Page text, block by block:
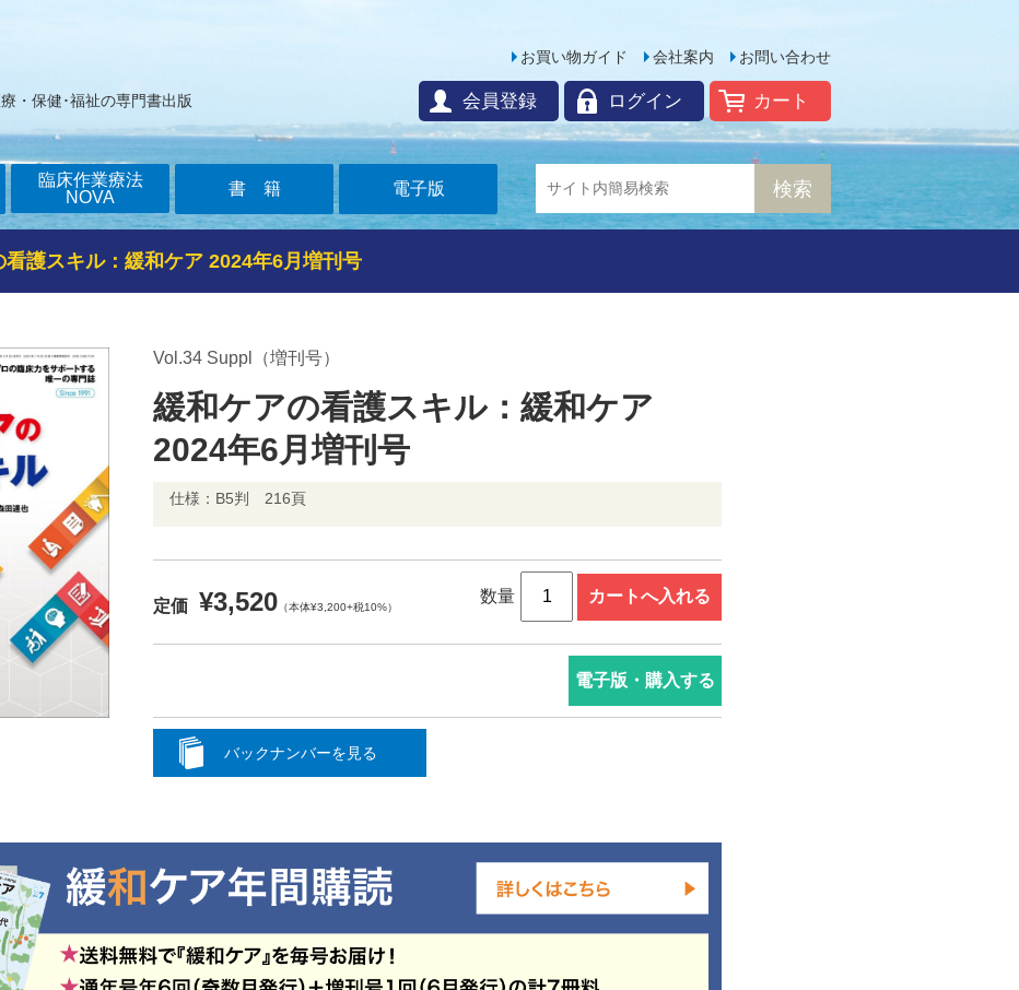
・保健･福祉の専門書出版
お問い合わせ
会社案内
お買い物ガイド
カート
ログイン
会員登録
臨床作業療法
NOVA
書籍 電子版
看護スキル：緩和ケア 2024年6月増刊号
Vol.34 Suppl（増刊号）
緩和ケアの看護スキル：緩和ケア
2024年6月増刊号
仕様：B5判 216頁
定価 ¥3,520 （本体¥3,200+税10%）
数量
電子版・購入する
バックナンバーを見る